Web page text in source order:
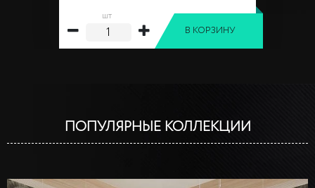
шт
В КОРЗИНУ
ПОПУЛЯРНЫЕ КОЛЛЕКЦИИ